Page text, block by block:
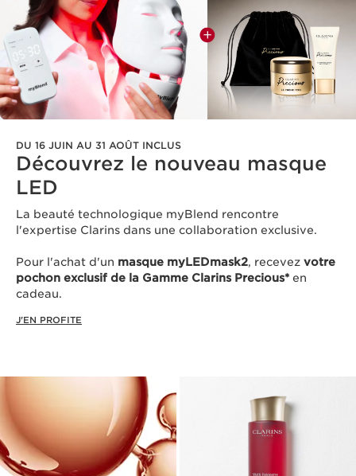
DU 16 JUIN AU 31 AOÛT INCLUS
Découvrez le nouveau masque
LED​
La beauté technologique myBlend rencontre
l'expertise Clarins dans une collaboration exclusive.
Pour l'achat d'un masque myLEDmask2, recevez votre
pochon exclusif de la Gamme Clarins Precious* en
cadeau.​
J'EN PROFITE